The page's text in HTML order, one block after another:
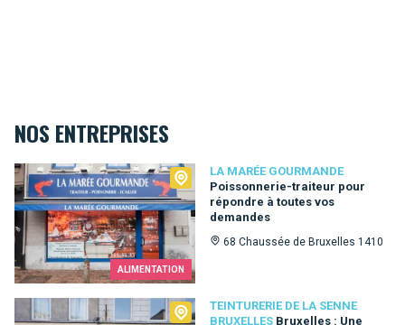
NOS ENTREPRISES
ALIMENTATION
LA MARÉE GOURMANDE
Poissonnerie-traiteur pour
répondre à toutes vos
demandes
68 Chaussée de Bruxelles 1410
La Marée Gourmande
TEINTURERIE DE LA SENNE
BRUXELLES Bruxelles : Une
Teinturerie de la Senne Bruxelles